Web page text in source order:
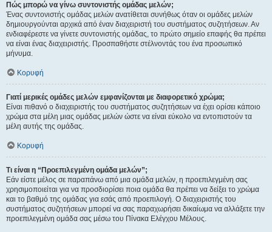
Πώς μπορώ να γίνω συντονιστής ομάδας μελών;
Ένας συντονιστής ομάδας μελών ανατίθεται συνήθως όταν οι ομάδες μελών
δημιουργούνται αρχικά από έναν διαχειριστή του συστήματος συζητήσεων. Αν
ενδιαφέρεστε να γίνετε συντονιστής ομάδας, το πρώτο σημείο επαφής θα πρέπει
να είναι ένας διαχειριστής. Προσπαθήστε στέλνοντάς του ένα προσωπικό
μήνυμα.
Κορυφή
Γιατί μερικές ομάδες μελών εμφανίζονται με διαφορετικό χρώμα;
Είναι πιθανό ο διαχειριστής του συστήματος συζητήσεων να έχει ορίσει κάποιο
χρώμα στα μέλη μιας ομάδας μελών ώστε να είναι εύκολο να εντοπιστούν τα
μέλη αυτής της ομάδας.
Κορυφή
Τι είναι η “Προεπιλεγμένη ομάδα μελών”;
Εάν είστε μέλος σε παραπάνω από μια ομάδα μελών, η προεπιλεγμένη σας
χρησιμοποιείται για να προσδιορίσει ποια ομάδα θα πρέπει να δείξει το χρώμα
και το βαθμό της ομάδας για εσάς από προεπιλογή. Ο διαχειριστής του
συστήματος συζητήσεων μπορεί να σας παραχωρήσει δικαίωμα να αλλάξετε την
προεπιλεγμένη ομάδα σας μέσω του Πίνακα Ελέγχου Μέλους.